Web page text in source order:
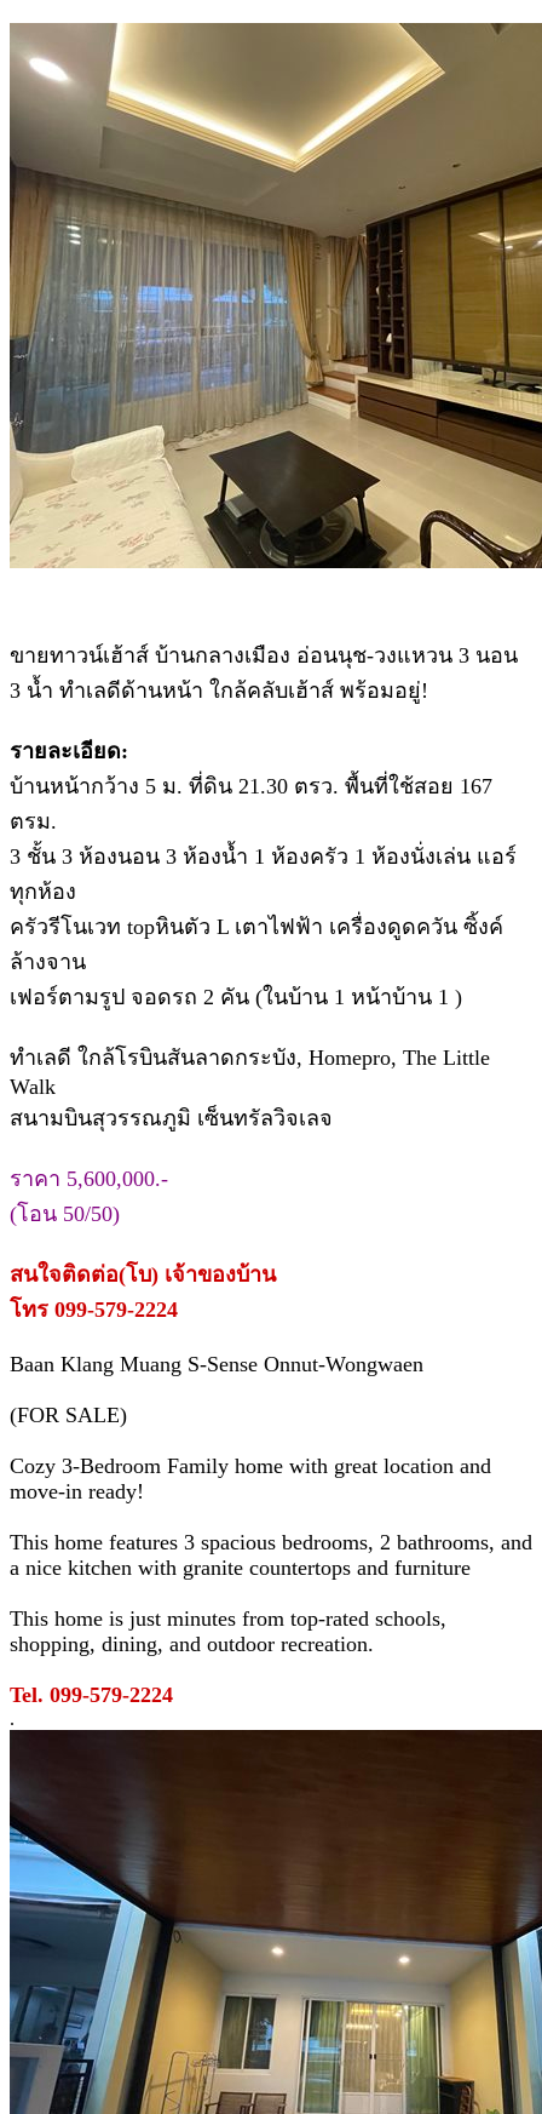
ขายทาวน์เฮ้าส์ บ้านกลางเมือง อ่อนนุช-วงแหวน 3 นอน
3 น้ำ ทำเลดีด้านหน้า ใกล้คลับเฮ้าส์ พร้อมอยู่!
รายละเอียด:
บ้านหน้ากว้าง 5 ม. ที่ดิน 21.30 ตรว. พื้นที่ใช้สอย 167
ตรม.
3 ชั้น 3 ห้องนอน 3 ห้องน้ำ 1 ห้องครัว 1 ห้องนั่งเล่น แอร์
ทุกห้อง
ครัวรีโนเวท topหินตัว L เตาไฟฟ้า เครื่องดูดควัน ซิ้งค์
ล้างจาน
เฟอร์ตามรูป จอดรถ 2 คัน (ในบ้าน 1 หน้าบ้าน 1 )
ทำเลดี ใกล้โรบินสันลาดกระบัง, Homepro, The Little
Walk
สนามบินสุวรรณภูมิ เซ็นทรัลวิจเลจ
ราคา 5,600,000.-
(โอน 50/50)
สนใจติดต่อ(โบ) เจ้าของบ้าน
โทร 099-579-2224
Baan Klang Muang S-Sense Onnut-Wongwaen
(FOR SALE)
Cozy 3-Bedroom Family home with great location and
move-in ready!
This home features 3 spacious bedrooms, 2 bathrooms, and
a nice kitchen with granite countertops and furniture
This home is just minutes from top-rated schools,
shopping, dining, and outdoor recreation.
Tel. 099-579-2224
.